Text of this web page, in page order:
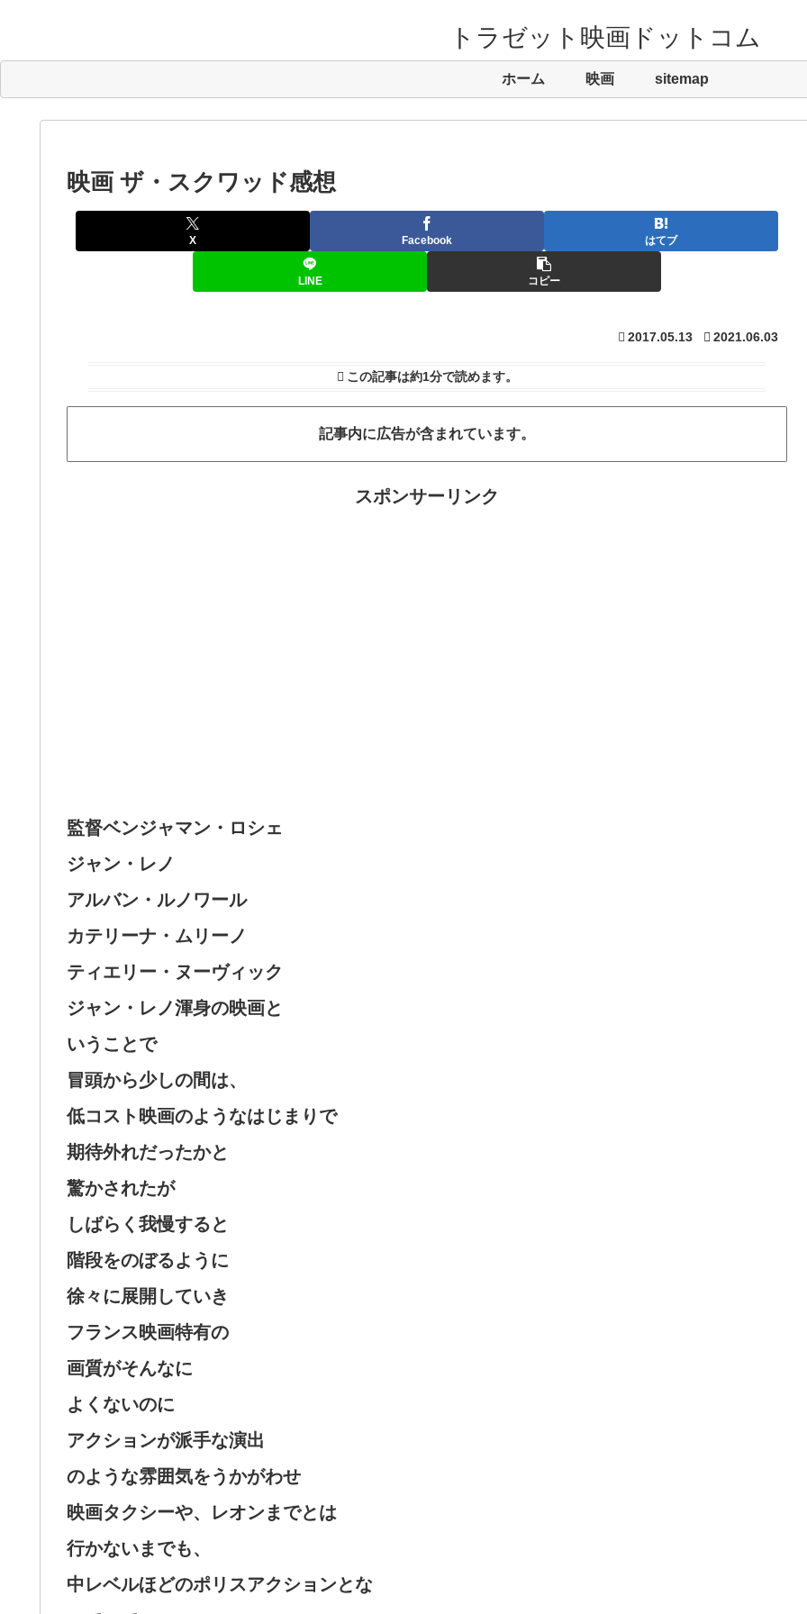
トラゼット映画ドットコム
ホーム 映画 sitemap
映画 ザ・スクワッド感想
X Facebook はてブ
LINE コピー
2017.05.13 2021.06.03
この記事は約1分で読めます。
記事内に広告が含まれています。
スポンサーリンク
監督ベンジャマン・ロシェ
ジャン・レノ
アルバン・ルノワール
カテリーナ・ムリーノ
ティエリー・ヌーヴィック
ジャン・レノ渾身の映画と
いうことで
冒頭から少しの間は、
低コスト映画のようなはじまりで
期待外れだったかと
驚かされたが
しばらく我慢すると
階段をのぼるように
徐々に展開していき
フランス映画特有の
画質がそんなに
よくないのに
アクションが派手な演出
のような雰囲気をうかがわせ
映画タクシーや、レオンまでとは
行かないまでも、
中レベルほどのポリスアクションとな